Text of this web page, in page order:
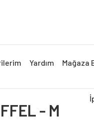
Mağaza
Yardım
- M